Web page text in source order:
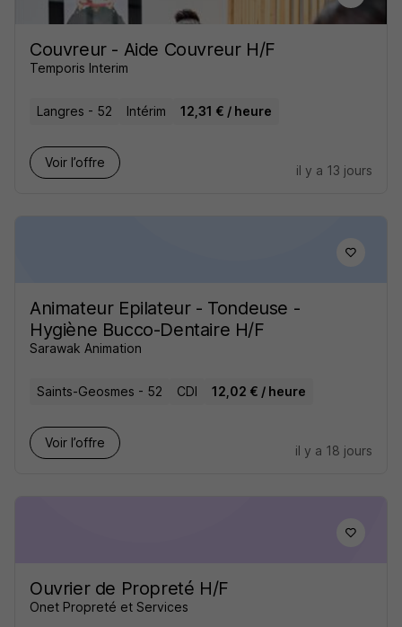
Couvreur - Aide Couvreur H/F
Temporis Interim
Langres - 52 Intérim 12,31 € / heure
Voir l’offre
il y a 13 jours
Animateur Epilateur - Tondeuse -
Hygiène Bucco-Dentaire H/F
Sarawak Animation
Saints-Geosmes - 52 CDI 12,02 € / heure
Voir l’offre
il y a 18 jours
Ouvrier de Propreté H/F
Onet Propreté et Services